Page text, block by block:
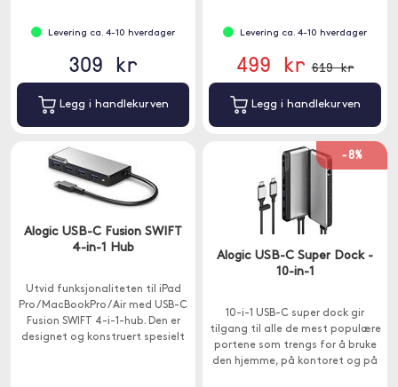
Levering ca. 4-10 hverdager
309 kr
Legg i handlekurven
Levering ca. 4-10 hverdager
499 kr 619 kr
Legg i handlekurven
Alogic USB-C Fusion SWIFT
4-in-1 Hub
Utvid funksjonaliteten til iPad
Pro / MacBookPro / Air med USB-C
Fusion SWIFT 4-i-1-hub. Den er
designet og konstruert spesielt
-8%
Alogic USB-C Super Dock -
10-in-1
10-i-1 USB-C super dock gir
tilgang til alle de mest populære
portene som trengs for å bruke
den hjemme, på kontoret og på